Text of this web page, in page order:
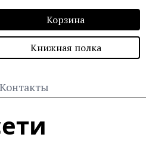
Корзина
Книжная полка
Контакты